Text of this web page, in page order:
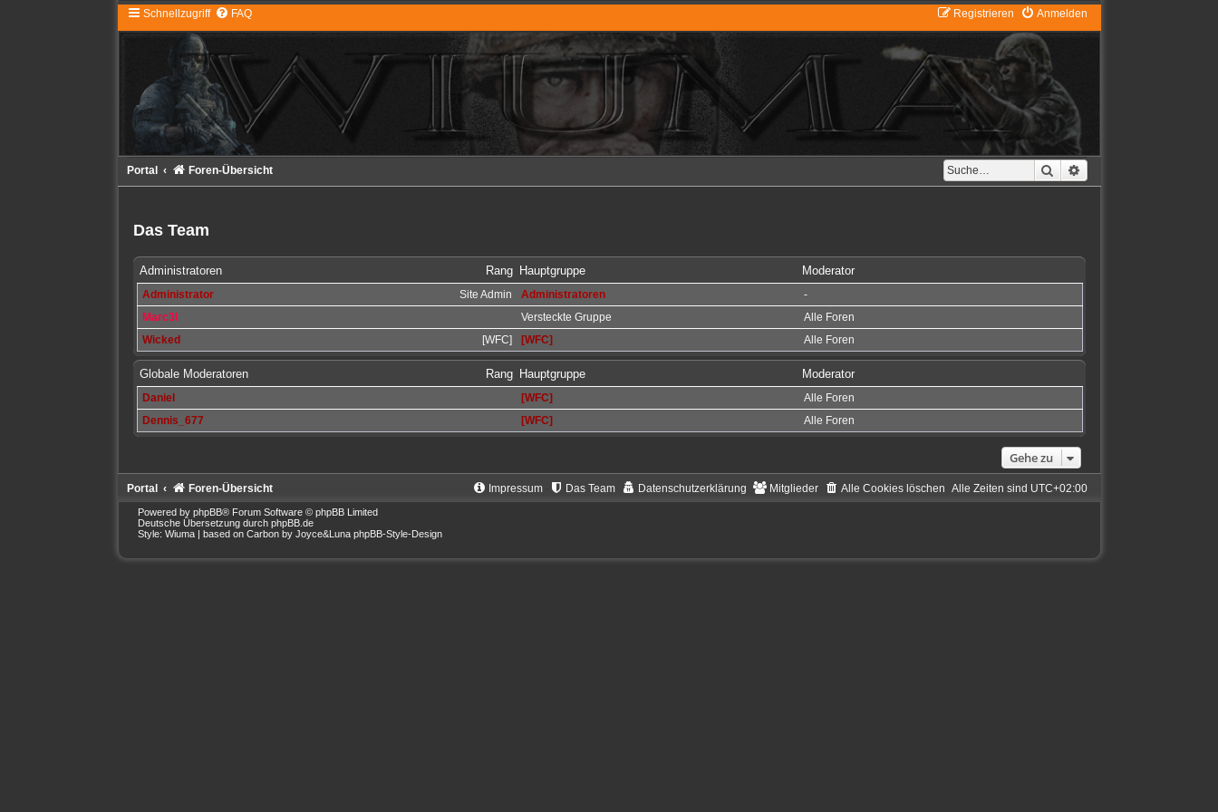
Schnellzugriff FAQ Anmelden
Registrieren
Suche
Portal Foren-Übersicht
Das Team
Rang
Administratoren Hauptgruppe Moderator
Site Admin
Administrator Administratoren
-
Marc3l
Versteckte Gruppe
Alle Foren
[WFC]
Wicked [WFC] Alle Foren
Rang
Globale Moderatoren Hauptgruppe Moderator
Daniel [WFC]
Alle Foren
Dennis_677
[WFC] Alle Foren
Gehe zu
Portal Foren-Übersicht Alle Zeiten sind UTC+02:00
Alle Cookies löschen
Mitglieder
Datenschutzerklärung
Das Team
Impressum
Powered by phpBB® Forum Software © phpBB Limited
Deutsche Übersetzung durch phpBB.de
Style: Wiuma | based on Carbon by Joyce&Luna phpBB-Style-Design